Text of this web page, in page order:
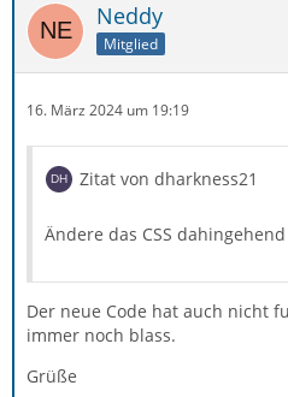
Neddy
Mitglied
16. März 2024 um 19:19
Zitat von dharkness21
Ändere das CSS dahingehend
Der neue Code hat auch nicht
immer noch blass.
Grüße